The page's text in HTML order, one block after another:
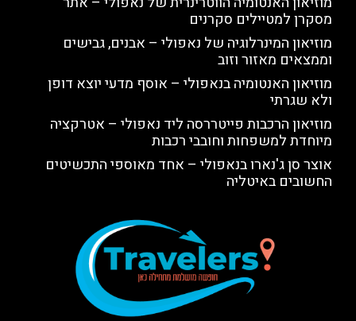
מסקרן למטיילים סקרנים
מוזיאון המינרלוגיה של נאפולי – אבנים, גבישים
וממצאים מאזור וזוב
מוזיאון האנטומיה בנאפולי – אוסף מדעי יוצא דופן
ולא שגרתי
מוזיאון הרכבות פייטררסה ליד נאפולי – אטרקציה
מיוחדת למשפחות וחובבי רכבות
אוצר סן ג'נארו בנאפולי – אחד מאוספי התכשיטים
החשובים באיטליה